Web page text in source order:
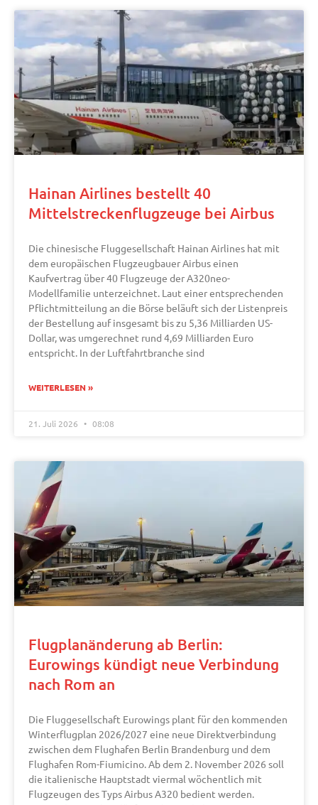
Hainan Airlines bestellt 40
Mittelstreckenflugzeuge bei Airbus
Die chinesische Fluggesellschaft Hainan Airlines hat mit
dem europäischen Flugzeugbauer Airbus einen
Kaufvertrag über 40 Flugzeuge der A320neo-
Modellfamilie unterzeichnet. Laut einer entsprechenden
Pflichtmitteilung an die Börse beläuft sich der Listenpreis
der Bestellung auf insgesamt bis zu 5,36 Milliarden US-
Dollar, was umgerechnet rund 4,69 Milliarden Euro
entspricht. In der Luftfahrtbranche sind
WEITERLESEN »
21. Juli 2026 08:08
Flugplanänderung ab Berlin:
Eurowings kündigt neue Verbindung
nach Rom an
Die Fluggesellschaft Eurowings plant für den kommenden
Winterflugplan 2026/2027 eine neue Direktverbindung
zwischen dem Flughafen Berlin Brandenburg und dem
Flughafen Rom-Fiumicino. Ab dem 2. November 2026 soll
die italienische Hauptstadt viermal wöchentlich mit
Flugzeugen des Typs Airbus A320 bedient werden.